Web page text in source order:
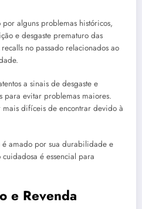
alguns problemas históricos,
e desgaste prematuro das
no passado relacionados ao
a sinais de desgaste e
para evitar problemas maiores.
mais difíceis de encontrar devido à
é amado por sua durabilidade e
é essencial para
e Revenda